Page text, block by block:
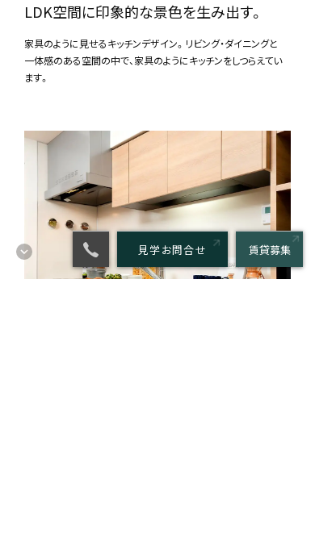
見学お問合せ 賃貸募集
LDK空間に印象的な景色を生み出す。
家具のように見せるキッチンデザイン。リビング・ダイニングと
一体感のある空間の中で、家具のようにキッチンをしつらえてい
ます。